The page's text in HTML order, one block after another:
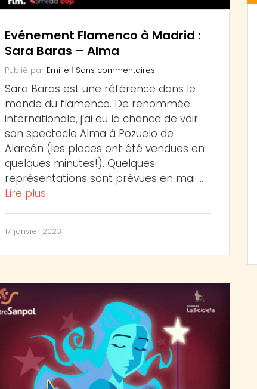
Evénement Flamenco à Madrid :
Sara Baras – Alma
Publié par Emilie | Sans commentaires
Sara Baras est une référence dans le
monde du flamenco. De renommée
internationale, j’ai eu la chance de voir
son spectacle Alma à Pozuelo de
Alarcón (les places ont été vendues en
quelques minutes!). Quelques
représentations sont prévues en mai …
Lire plus
17 janvier 2023